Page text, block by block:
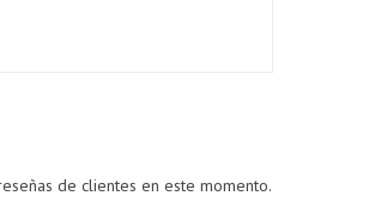
de clientes en este momento.